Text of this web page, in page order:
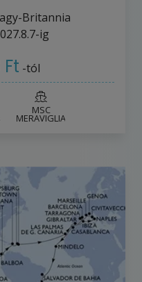
Britannia
ig
-tól
MSC
MERAVIGLIA